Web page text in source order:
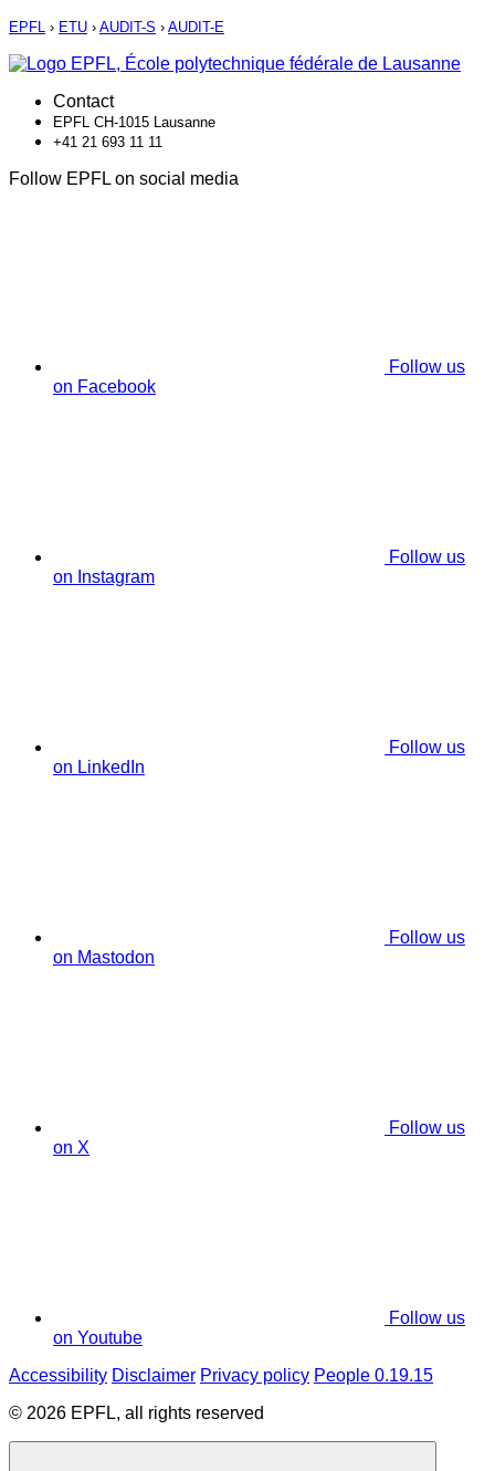
EPFL › ETU › AUDIT-S › AUDIT-E
Contact
EPFL CH-1015 Lausanne
+41 21 693 11 11
Follow EPFL on social media
Follow us
on Facebook
Follow us
on Instagram
Follow us
on LinkedIn
Follow us
on Mastodon
Follow us
on X
Follow us
on Youtube
Accessibility Disclaimer Privacy policy People 0.19.15
© 2026 EPFL, all rights reserved